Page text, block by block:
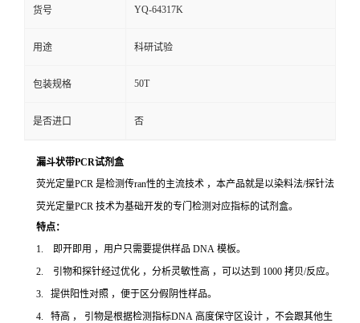
货号 YQ-64317K
用途 科研试验
包装规格 50T
是否进口 否
漏斗状带PCR试剂盒
荧光定量PCR 是检测传ran性的主流技术 ，本产品就是以染料法/探针法
荧光定量PCR 技术为基础开发的专门检测对应指标的试剂盒。
特点：
1. 即开即用 ，用户只需要提供样品 DNA 模板。
2. 引物和探针经过优化 ，分析灵敏性高 ，可以达到 1000 拷贝/反应。
3. 提供阳性对照 ，便于区分假阴性样品。
4. 特高 ， 引物是根据检测指标DNA 高度保守区设计 ，不会跟其他生